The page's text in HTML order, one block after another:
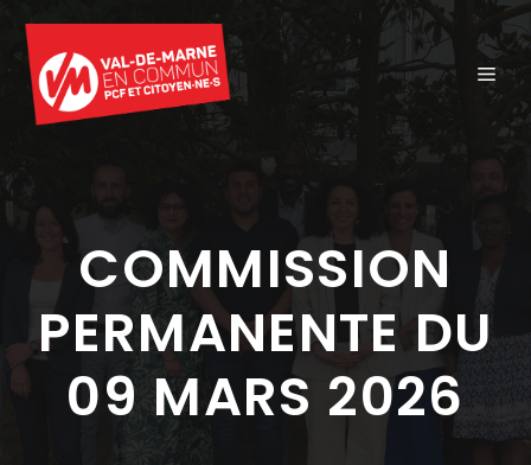
contenu
COMMISSION
PERMANENTE DU
09 MARS 2026